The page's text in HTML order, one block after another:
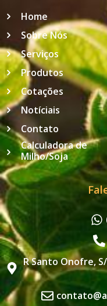
Home
Sobre Nós
Serviços
Produtos
Cotações
Notíciais
Contato
Calculadora de
Milho/Soja
R Santo Onofre,